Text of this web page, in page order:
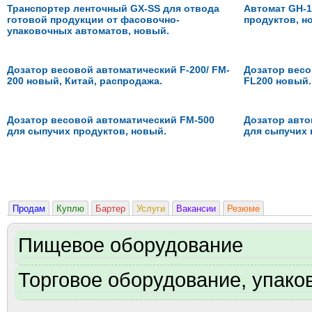
Транспортер ленточный GX-SS для отвода
готовой продукции от фасовочно-
упаковочных автоматов, новый.
Автомат GH-
продуктов,
Дозатор весовой автоматический F-200/ FM-
200 новый, Китай, распродажа.
Дозатор
FL200 новый.
Дозатор весовой автоматический FM-500
для сыпучих продуктов, новый.
Дозатор
для сыпучих
Продам Куплю Бартер Услуги Вакансии Резюме
Пищевое оборудование
Торговое оборудование,